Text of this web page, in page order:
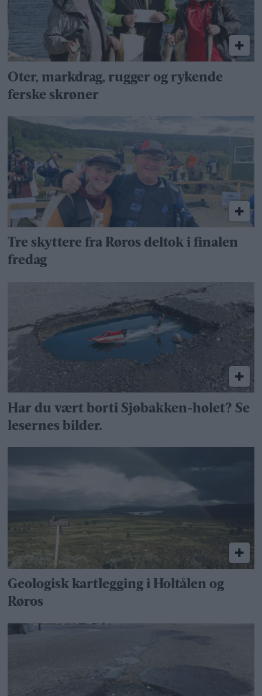
Oter, markdrag, rugger og rykende
ferske skrøner
Tre skyttere fra Røros deltok i finalen
fredag
Har du vært borti Sjøbakken-hølet? Se
lesernes bilder.
Geologisk kartlegging i Holtålen og
Røros